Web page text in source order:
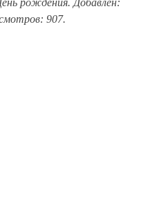
рождения. Добавлен:
907.